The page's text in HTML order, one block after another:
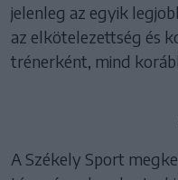
jelenleg az egyik
az elkötelezettség és
trénerként, mind
A Székely Sport